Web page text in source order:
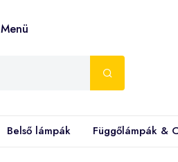
Menü
Belső lámpák Függőlámpák &